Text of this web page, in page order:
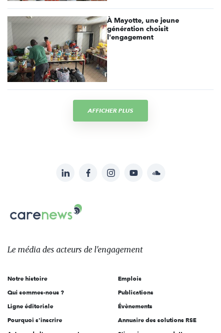
À Mayotte, une jeune
génération choisit
l'engagement
AFFICHER PLUS
sur:
LinkedInFacebookInstagramYouTubeSoundcloud
Carenews,
Le
des
l'engagement
Le média des acteurs de l'engagement
Notre histoire
Qui sommes-nous ?
Ligne éditoriale
Pourquoi s'inscrire
Emplois
Publications
Évènements
Annuaire des solutions RSE